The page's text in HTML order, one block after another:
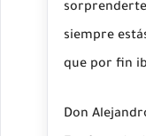
siempre
que por fin
Don